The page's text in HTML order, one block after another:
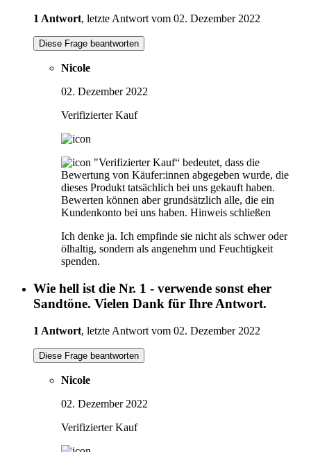
1 Antwort, letzte Antwort vom 02. Dezember 2022
Diese Frage beantworten
Nicole
02. Dezember 2022
Verifizierter Kauf
"Verifizierter Kauf“ bedeutet, dass die
Bewertung von Käufer:innen abgegeben wurde, die
dieses Produkt tatsächlich bei uns gekauft haben.
Bewerten können aber grundsätzlich alle, die ein
Kundenkonto bei uns haben. Hinweis schließen
Ich denke ja. Ich empfinde sie nicht als schwer oder
ölhaltig, sondern als angenehm und Feuchtigkeit
spenden.
Wie hell ist die Nr. 1 - verwende sonst eher
Sandtöne. Vielen Dank für Ihre Antwort.
1 Antwort, letzte Antwort vom 02. Dezember 2022
Diese Frage beantworten
Nicole
02. Dezember 2022
Verifizierter Kauf